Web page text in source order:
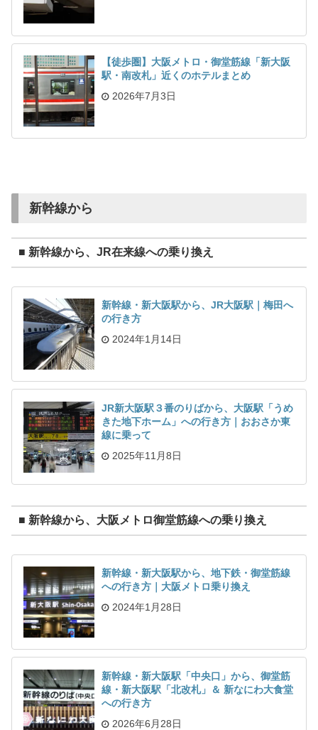
【徒歩圏】大阪メトロ・御堂筋線「新大阪
駅・南改札」近くのホテルまとめ
2026年7月3日
新幹線から
■ 新幹線から、JR在来線への乗り換え
新幹線・新大阪駅から、JR大阪駅｜梅田へ
の行き方
2024年1月14日
JR新大阪駅３番のりばから、大阪駅「うめ
きた地下ホーム」への行き方｜おおさか東
線に乗って
2025年11月8日
■ 新幹線から、大阪メトロ御堂筋線への乗り換え
新幹線・新大阪駅から、地下鉄・御堂筋線
への行き方｜大阪メトロ乗り換え
2024年1月28日
新幹線・新大阪駅「中央口」から、御堂筋
線・新大阪駅「北改札」＆ 新なにわ大食堂
への行き方
2026年6月28日